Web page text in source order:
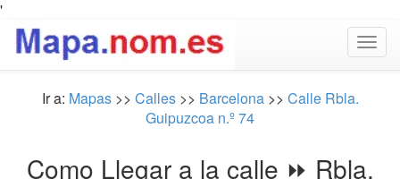
'
Ir a: Mapas >> Calles >> Barcelona >> Calle Rbla.
Guipuzcoa n.º 74
Como Llegar a la calle ⏩ Rbla.